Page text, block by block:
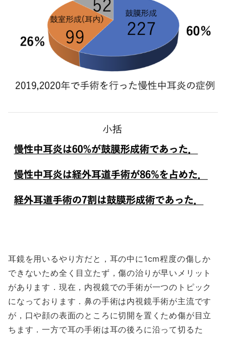
耳鏡を用いるやり方だと，耳の中に1cm程度の傷しか
できないため全く目立たず，傷の治りが早いメリット
があります．現在，内視鏡での手術が一つのトピック
になっております．鼻の手術は内視鏡手術が主流です
が，口や顔の表面のところに切開を置くため傷が目立
ちます．一方で耳の手術は耳の後ろに沿って切るた